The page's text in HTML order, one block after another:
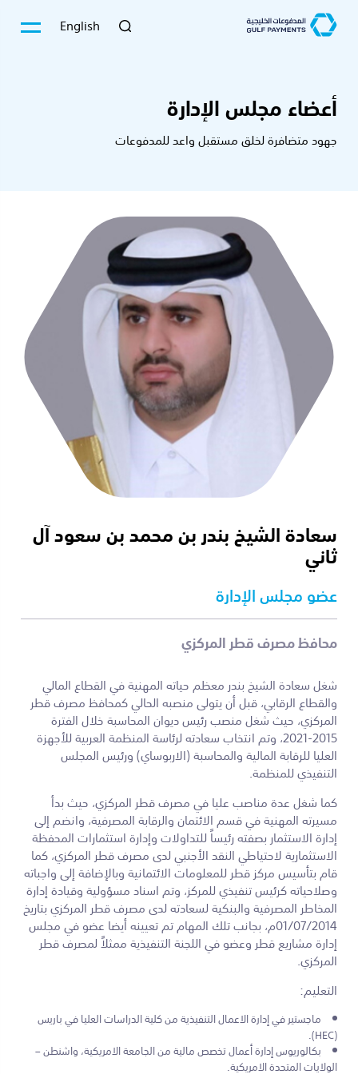
English
أعضاء مجلس الإدارة
جهود متضافرة لخلق مستقبل واعد للمدفوعات
سعادة الشيخ بندر بن محمد بن سعود آل
ثاني
عضو مجلس الإدارة
محافظ مصرف قطر المركزي
شغل سعادة الشيخ بندر معظم حياته المهنية في القطاع المالي
والقطاع الرقابي، قبل أن يتولى منصبه الحالي كمحافظ مصرف قطر
المركزي، حيث شغل منصب رئيس ديوان المحاسبة خلال الفترة
2015-2021، وتم انتخاب سعادته لرئاسة المنظمة العربية للأجهزة
العليا للرقابة المالية والمحاسبة (الاربوساي) ورئيس المجلس
التنفيذي للمنظمة.
كما شغل عدة مناصب عليا في مصرف قطر المركزي، حيث بدأ
مسيرته المهنية في قسم الائتمان والرقابة المصرفية، وانضم إلى
إدارة الاستثمار بصفته رئيساً للتداولات وإدارة استثمارات المحفظة
الاستثمارية لاحتياطي النقد الأجنبي لدى مصرف قطر المركزي، كما
قام بتأسيس مركز قطر للمعلومات الائتمانية وبالإضافة إلى واجباته
وصلاحياته كرئيس تنفيذي للمركز، وتم اسناد مسؤولية وقيادة إدارة
المخاطر المصرفية والبنكية لسعادته لدى مصرف قطر المركزي بتاريخ
01/07/2014م، بجانب تلك المهام تم تعيينه أيضا عضو في مجلس
إدارة مشاريع قطر وعضو في اللجنة التنفيذية ممثلاً لمصرف قطر
المركزي.
التعليم:
ماجستير في إدارة الاعمال التنفيذية من كلية الدراسات العليا في باريس
(HEC).
بكالوريوس إدارة أعمال تخصص مالية من الجامعة الامريكية، واشنطن –
الولايات المتحدة الامريكية.